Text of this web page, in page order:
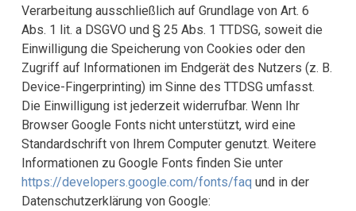
Verarbeitung ausschließlich auf Grundlage von Art. 6
Abs. 1 lit. a DSGVO und § 25 Abs. 1 TTDSG, soweit die
Einwilligung die Speicherung von Cookies oder den
Zugriff auf Informationen im Endgerät des Nutzers (z. B.
Device-Fingerprinting) im Sinne des TTDSG umfasst.
Die Einwilligung ist jederzeit widerrufbar. Wenn Ihr
Browser Google Fonts nicht unterstützt, wird eine
Standardschrift von Ihrem Computer genutzt. Weitere
Informationen zu Google Fonts finden Sie unter
https://developers.google.com/fonts/faq und in der
Datenschutzerklärung von Google: